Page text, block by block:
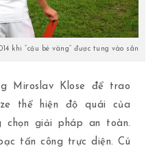
khi “cậu bé vàng” được tung vào sân
Miroslav Klose để trao
thể hiện độ quái của
chọn giải pháp an toàn.
tấn công trực diện. Cú